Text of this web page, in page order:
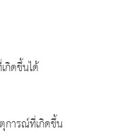
กิดขึ้นได้
การณ์ที่เกิดขึ้น